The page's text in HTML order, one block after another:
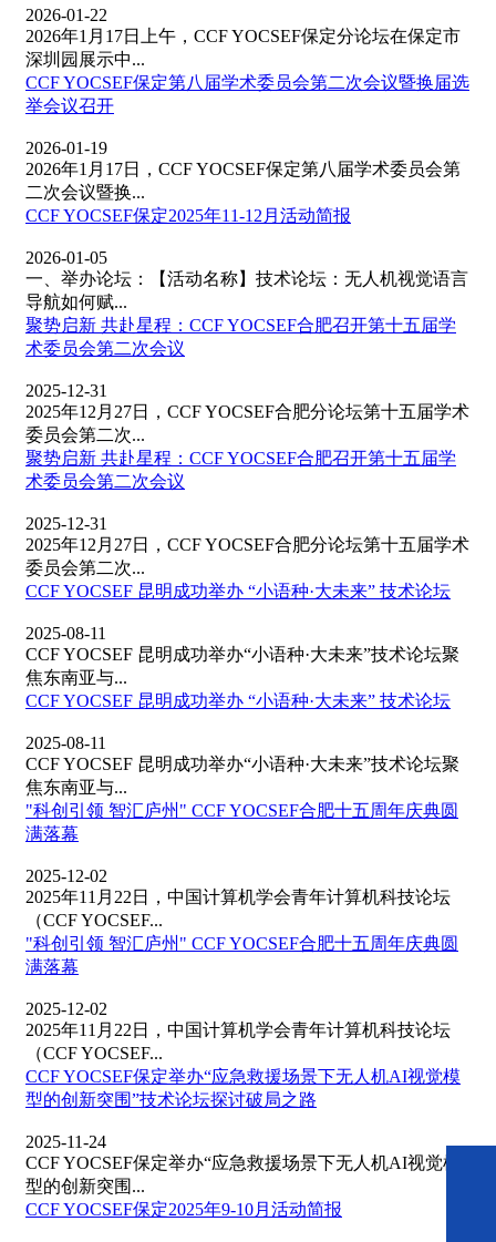
2026-01-22
2026年1月17日上午，CCF YOCSEF保定分论坛在保定市
深圳园展示中...
CCF YOCSEF保定第八届学术委员会第二次会议暨换届选
举会议召开
2026-01-19
2026年1月17日，CCF YOCSEF保定第八届学术委员会第
二次会议暨换...
​CCF YOCSEF保定2025年11-12月活动简报
2026-01-05
一、举办论坛：【活动名称】技术论坛：无人机视觉语言
导航如何赋...
聚势启新 共赴星程：CCF YOCSEF合肥召开第十五届学
术委员会第二次会议
2025-12-31
2025年12月27日，CCF YOCSEF合肥分论坛第十五届学术
委员会第二次...
聚势启新 共赴星程：CCF YOCSEF合肥召开第十五届学
术委员会第二次会议
2025-12-31
2025年12月27日，CCF YOCSEF合肥分论坛第十五届学术
委员会第二次...
CCF YOCSEF 昆明成功举办 “小语种·大未来” 技术论坛
2025-08-11
CCF YOCSEF 昆明成功举办“小语种·大未来”技术论坛聚
焦东南亚与...
CCF YOCSEF 昆明成功举办 “小语种·大未来” 技术论坛
2025-08-11
CCF YOCSEF 昆明成功举办“小语种·大未来”技术论坛聚
焦东南亚与...
"科创引领 智汇庐州" CCF YOCSEF合肥十五周年庆典圆
满落幕
2025-12-02
2025年11月22日，中国计算机学会青年计算机科技论坛
（CCF YOCSEF...
"科创引领 智汇庐州" CCF YOCSEF合肥十五周年庆典圆
满落幕
2025-12-02
2025年11月22日，中国计算机学会青年计算机科技论坛
（CCF YOCSEF...
CCF YOCSEF保定举办“应急救援场景下无人机AI视觉模
型的创新突围”技术论坛探讨破局之路
2025-11-24
CCF YOCSEF保定举办“应急救援场景下无人机AI视觉模
型的创新突围...
CCF YOCSEF保定2025年9-10月活动简报